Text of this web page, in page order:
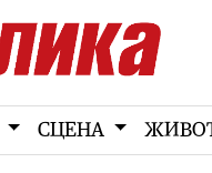
СЦЕНА